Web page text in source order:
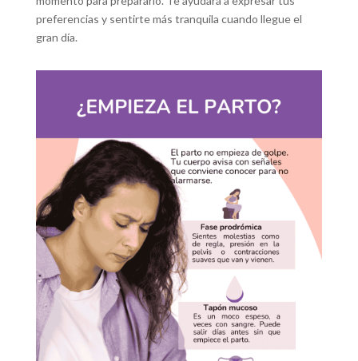
preferencias y sentirte más tranquila cuando llegue el
gran día.